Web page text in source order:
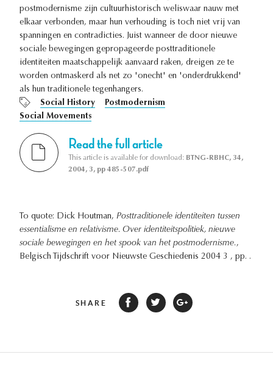
postmodernisme zijn cultuurhistorisch weliswaar nauw met
elkaar verbonden, maar hun verhouding is toch niet vrij van
spanningen en contradicties. Juist wanneer de door nieuwe
sociale bewegingen gepropageerde posttraditionele
identiteiten maatschappelijk aanvaard raken, dreigen ze te
worden ontmaskerd als net zo 'onecht' en 'onderdrukkend'
als hun traditionele tegenhangers.
Social History
Postmodernism
Social Movements
Read the full article
This article is available for download: BTNG-RBHC, 34,
2004, 3, pp 485-507.pdf
To quote: Dick Houtman, Posttraditionele identiteiten tussen
essentialisme en relativisme. Over identiteitspolitiek, nieuwe
sociale bewegingen en het spook van het postmodernisme.,
Belgisch Tijdschrift voor Nieuwste Geschiedenis 2004 3 , pp. .
SHARE